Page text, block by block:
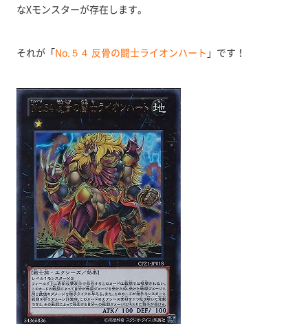
なXモンスターが存在します。
それが「No.５４ 反骨の闘士ライオンハート 」です！